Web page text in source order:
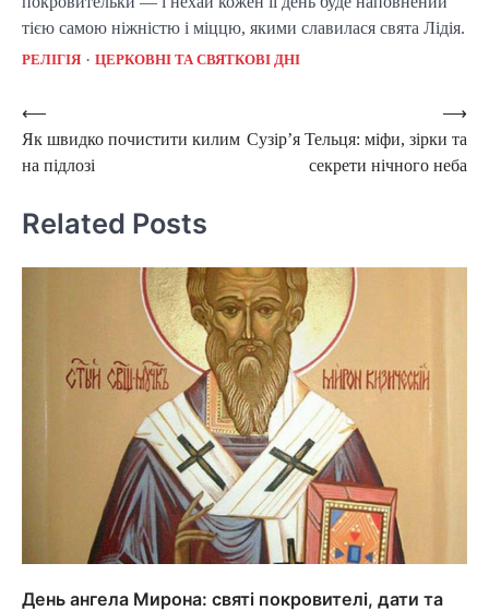
тією самою ніжністю і міццю, якими славилася свята Лідія.
РЕЛІГІЯ ЦЕРКОВНІ ТА СВЯТКОВІ ДНІ
Post
navigation
⟵
Як швидко почистити килим
на підлозі
Сузір’я Тельця: міфи, зірки та
секрети нічного неба
⟶
Related Posts
День ангела Мирона: святі покровителі, дати та